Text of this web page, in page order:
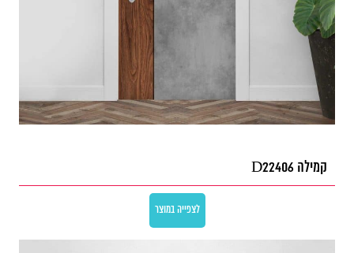
קמילה D22406
לצפייה במוצר